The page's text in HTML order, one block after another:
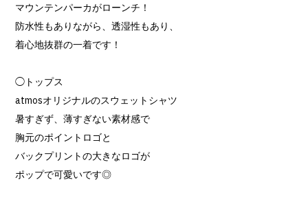
マウンテンパーカがローンチ！
防水性もありながら、透湿性もあり、
着心地抜群の一着です！
◯トップス
atmosオリジナルのスウェットシャツ
暑すぎず、薄すぎない素材感で
胸元のポイントロゴと
バックプリントの大きなロゴが
ポップで可愛いです◎